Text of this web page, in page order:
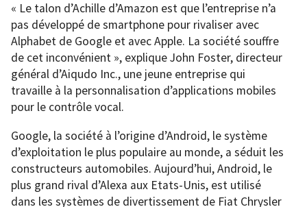
« Le talon d’Achille d’Amazon est que l’entreprise n’a
pas développé de smartphone pour rivaliser avec
Alphabet de Google et avec Apple. La société souffre
de cet inconvénient », explique John Foster, directeur
général d’Aiqudo Inc., une jeune entreprise qui
travaille à la personnalisation d’applications mobiles
pour le contrôle vocal.
Google, la société à l’origine d’Android, le système
d’exploitation le plus populaire au monde, a séduit les
constructeurs automobiles. Aujourd’hui, Android, le
plus grand rival d’Alexa aux Etats-Unis, est utilisé
dans les systèmes de divertissement de Fiat Chrysler